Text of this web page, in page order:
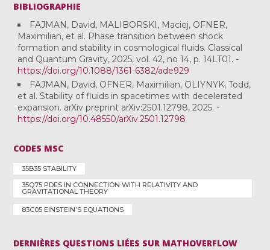
BIBLIOGRAPHIE
FAJMAN, David, MALIBORSKI, Maciej, OFNER,
Maximilian, et al. Phase transition between shock
formation and stability in cosmological fluids. Classical
and Quantum Gravity, 2025, vol. 42, no 14, p. 14LT01. -
https://doi.org/10.1088/1361-6382/ade929
FAJMAN, David, OFNER, Maximilian, OLIYNYK, Todd,
et al. Stability of fluids in spacetimes with decelerated
expansion. arXiv preprint arXiv:2501.12798, 2025. -
https://doi.org/10.48550/arXiv.2501.12798
CODES MSC
35B35 STABILITY
35Q75 PDES IN CONNECTION WITH RELATIVITY AND
GRAVITATIONAL THEORY
83C05 EINSTEIN’S EQUATIONS
DERNIÈRES QUESTIONS LIÉES SUR MATHOVERFLOW